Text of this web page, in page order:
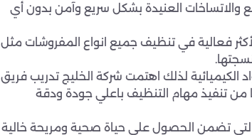
والاتساخات العنيدة بشكل سريع وآمن بدون أي
فعالية في تنظيف جميع انواع المفروشات مثل
لذلك اهتمت شركة الخليج تدريب فريق
من تنفيذ مهام التنظيف باعلي جودة ودقة
التي تضمن الحصول على حياة صحية ومريحة خالية